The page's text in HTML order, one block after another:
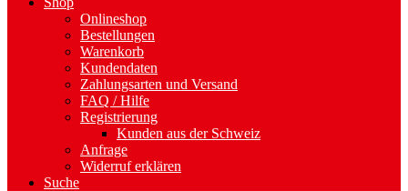
Onlineshop
Bestellungen
Warenkorb
Kundendaten
Zahlungsarten und Versand
FAQ / Hilfe
Registrierung
Kunden aus der Schweiz
Anfrage
Widerruf erklären
Suche